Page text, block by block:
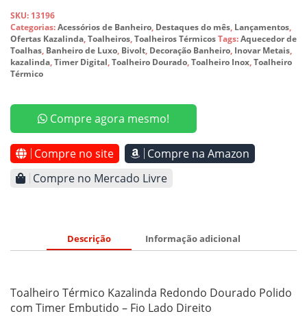
SKU: 13196
Categorias:Acessórios de Banheiro, Destaques do mês, Lançamentos,
Ofertas Kazalinda,Toalheiros,Toalheiros TérmicosTags:Aquecedor de
Toalhas, Banheiro de Luxo, Bivolt, Decoração Banheiro, Inovar Metais,
kazalinda,Timer Digital,Toalheiro Dourado,Toalheiro Inox,Toalheiro
Térmico
Compre agora mesmo!
Compre no site
Compre na Amazon
Compre no Mercado Livre
Descrição Informação adicional
Toalheiro Térmico Kazalinda Redondo Dourado Polido
com Timer Embutido – Fio Lado Direito